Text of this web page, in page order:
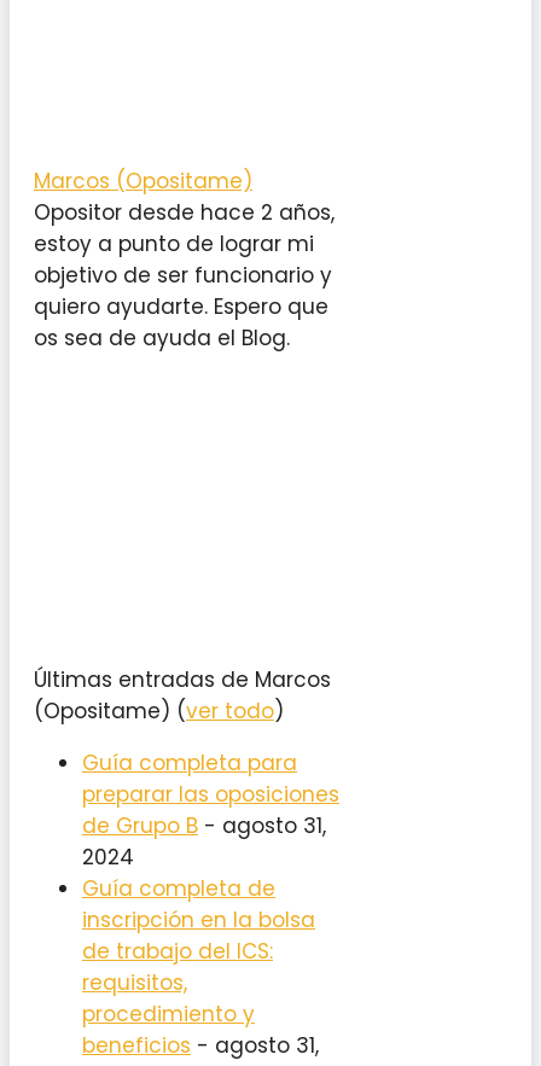
Marcos (Opositame)
Opositor desde hace 2 años,
estoy a punto de lograr mi
objetivo de ser funcionario y
quiero ayudarte. Espero que
os sea de ayuda el Blog.
Últimas entradas de Marcos
(Opositame) (ver todo)
Guía completa para
preparar las oposiciones
de Grupo B - agosto 31,
2024
Guía completa de
inscripción en la bolsa
de trabajo del ICS:
requisitos,
procedimiento y
beneficios - agosto 31,